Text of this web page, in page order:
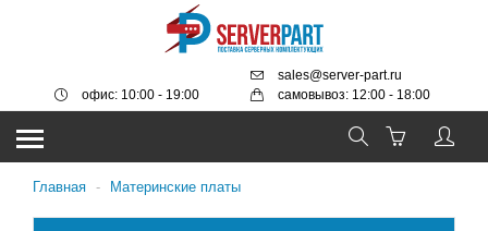
sales@server-part.ru
самовывоз: 12:00 - 18:00
офис: 10:00 - 19:00
Главная - Материнские платы